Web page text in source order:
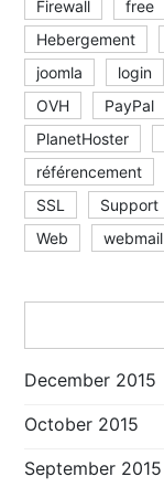
Firewall
free
Hebergement
joomla
login
OVH
PayPal
PlanetHoster
référencement
SSL
Support
Web
webmail
December 2015
October 2015
September 2015